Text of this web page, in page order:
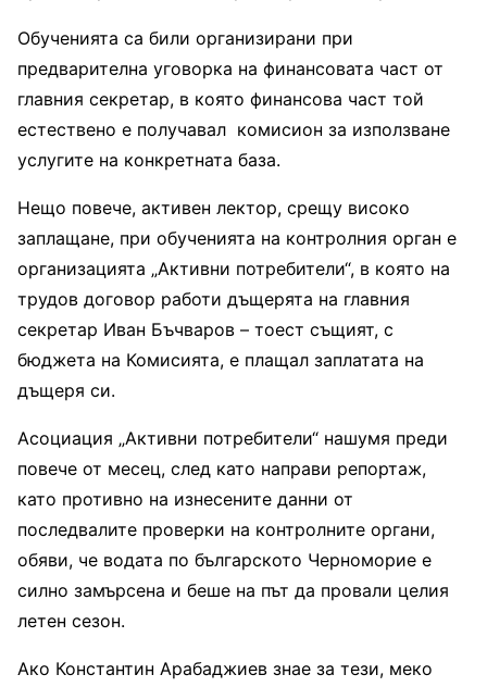
Обученията са били организирани при
предварителна уговорка на финансовата част от
главния секретар, в която финансова част той
естествено е получавал комисион за използване
услугите на конкретната база.
Нещо повече, активен лектор, срещу високо
заплащане, при обученията на контролния орган е
организацията „Активни потребители“, в която на
трудов договор работи дъщерята на главния
секретар Иван Бъчваров – тоест същият, с
бюджета на Комисията, е плащал заплатата на
дъщеря си.
Асоциация „Активни потребители“ нашумя преди
повече от месец, след като направи репортаж,
като противно на изнесените данни от
последвалите проверки на контролните органи,
обяви, че водата по българското Черноморие е
силно замърсена и беше на път да провали целия
летен сезон.
Ако Константин Арабаджиев знае за тези, меко